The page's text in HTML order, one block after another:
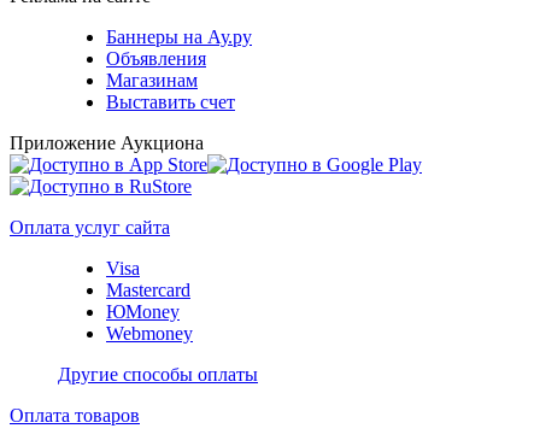
Баннеры на Ау.ру
Объявления
Магазинам
Выставить счет
Приложение Аукциона
Оплата услуг сайта
Visa
Mastercard
ЮMoney
Webmoney
Другие способы оплаты
Оплата товаров